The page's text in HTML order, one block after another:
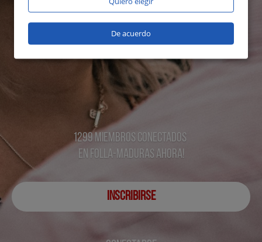
1299 miembros conectados
en Folla-maduras ahora!
INSCRIBIRSE
De acuerdo